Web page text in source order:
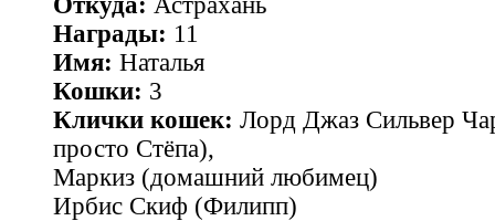
Награды: 11
Имя: Наталья
Кошки: 3
Клички кошек: Лорд Джаз Сильвер
просто Стёпа),
Маркиз (домашний любимец)
Ирбис Скиф (Филипп)